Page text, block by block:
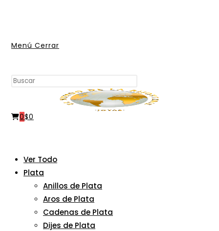
Menú Cerrar
Buscar
web
Escape
para
0$0
Ver Todo
Plata
Anillos de Plata
Aros de Plata
Cadenas de Plata
Dijes de Plata